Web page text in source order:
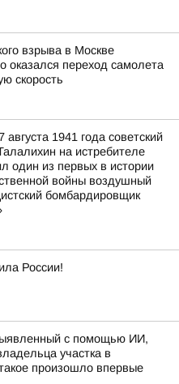
взрыва в Москве
оказался переход самолета
скорость
1941 года советский
на истребителе
один из первых в истории
войны воздушный
бомбардировщик
России!
с помощью ИИ,
участка в
произошло впервые